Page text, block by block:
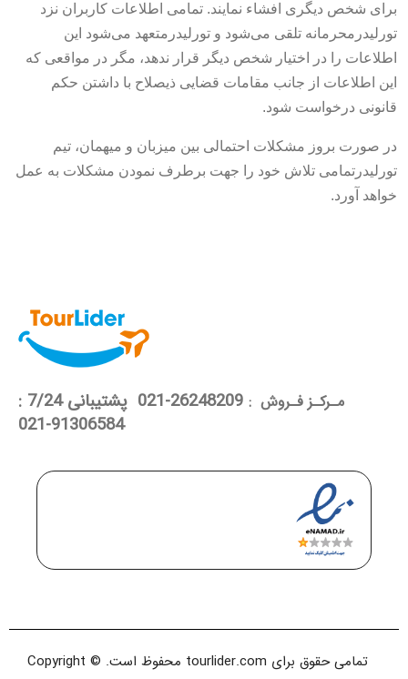
برای شخص دیگری افشاء نمایند. تمامی اطلاعات کاربران نزد
تورلیدرمحرمانه تلقی می‌شود و تورلیدرمتعهد می‌شود این
اطلاعات را در اختیار شخص دیگر قرار ندهد، مگر در مواقعی که
این اطلاعات از جانب مقامات قضایی ذیصلاح با داشتن حکم
قانونی درخواست شود.
در صورت بروز مشکلات احتمالی بین میزبان و میهمان، تیم
تورلیدرتمامی تلاش خود را جهت برطرف نمودن مشکلات به عمل
خواهد آورد.
مـرکـز فـروش :
26248209-021 پشتیبانی 7/24 :
91306584-021
تمامی حقوق برای tourlider.com محفوظ است. Copyright ©